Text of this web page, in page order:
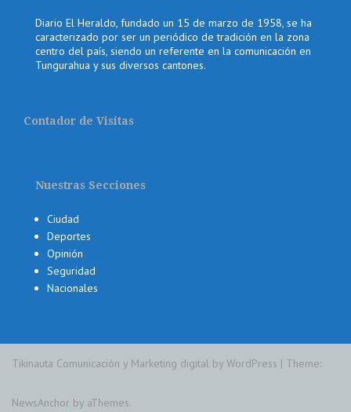
Diario El Heraldo, fundado un 15 de marzo de 1958, se ha
caracterizado por ser un periódico de tradición en la zona
centro del país, siendo un referente en la comunicación en
Tungurahua y sus diversos cantones.
Contador de Visitas
Nuestras Secciones
Ciudad
Deportes
Opinión
Seguridad
Nacionales
Tikinauta Comunicación y Marketing digital by WordPress | Theme:
NewsAnchor by aThemes.